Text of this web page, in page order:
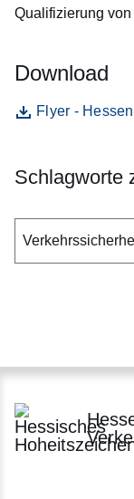
Qualifizierung
Download
DateiFlyer -
Öffnet sich in
Schlagworte